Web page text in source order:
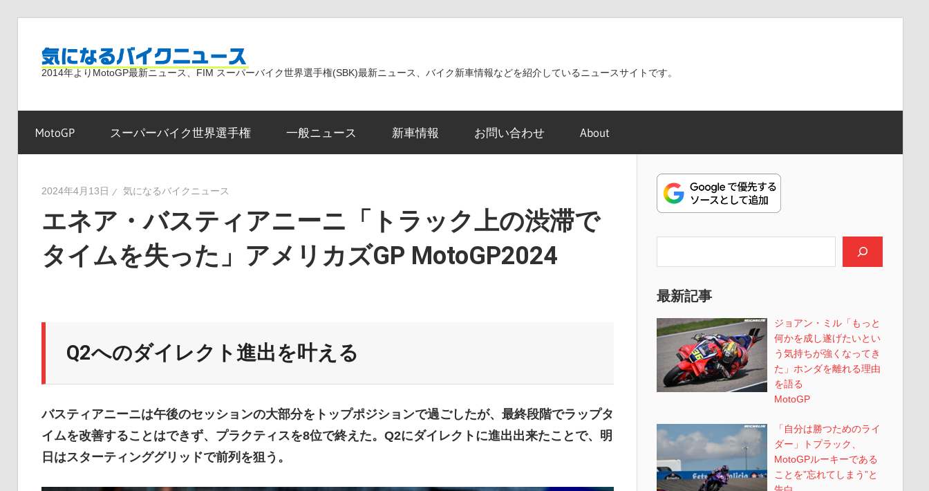
気
に
る
イ
ク
ニ
2014年よりMotoGP最新ニュース、FIM スーパーバイク世界選手権(SBK)最新ニュース、バイク新車情報などを紹介しているニュースサイトです。
MotoGP スーパーバイク世界選手権 一般ニュース 新車情報 お問い合わせ About
2024年4月13日 気になるバイクニュース
エネア・バスティアニーニ「トラック上の渋滞で
タイムを失った」アメリカズGP MotoGP2024
Q2へのダイレクト進出を叶える
バスティアニーニは午後のセッションの大部分をトップポジションで過ごしたが、最終段階でラップタ
イムを改善することはできず、プラクティスを8位で終えた。Q2にダイレクトに進出出来たことで、明
日はスターティンググリッドで前列を狙う。
最新記事
ジョアン・ミル「もっと
何かを成し遂げたいとい
う気持ちが強くなってき
た」ホンダを離れる理由
を語る
MotoGP
「自分は勝つためのライ
ダー」トプラック、
MotoGPルーキーである
ことを”忘れてしまう”と